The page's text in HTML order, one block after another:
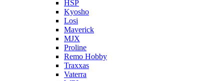
HSP
Kyosho
Losi
Maverick
MJX
Proline
Remo Hobby
Traxxas
Vaterra